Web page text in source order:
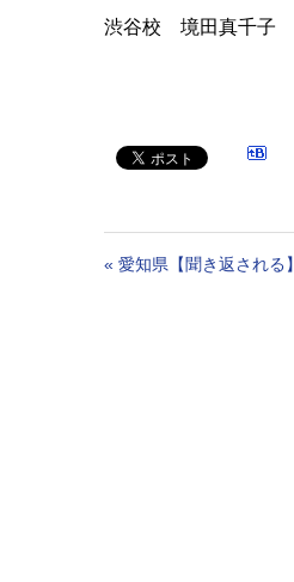
渋谷校 境田真千子
« 愛知県【聞き返される】